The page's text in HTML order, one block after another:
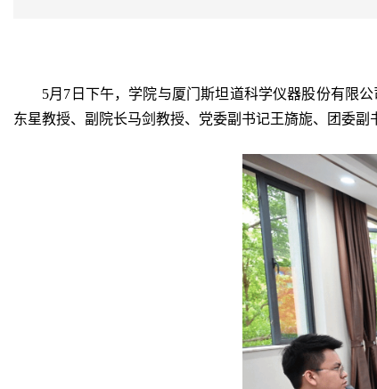
5月 7 日下午，学院与厦门斯坦道科学仪器股份有限
东星教授、 副院长马剑教授、党委副书记王旖旎、团委副